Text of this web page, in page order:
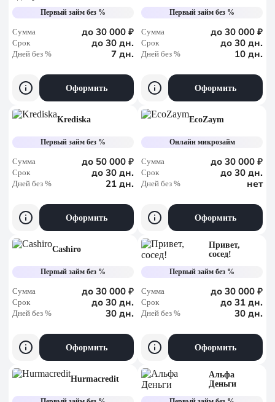
Первый займ без %
Сумма до 30 000 ₽
Срок до 30 дн.
Дней без % 7 дн.
Оформить
Первый займ без %
Сумма до 30 000 ₽
Срок до 30 дн.
Дней без % 10 дн.
Оформить
Krediska
Первый займ без %
Сумма до 50 000 ₽
Срок до 30 дн.
Дней без % 21 дн.
Оформить
EcoZaym
Онлайн микрозайм
Сумма до 30 000 ₽
Срок до 30 дн.
Дней без % нет
Оформить
Cashiro
Первый займ без %
Сумма до 30 000 ₽
Срок до 30 дн.
Дней без % 30 дн.
Оформить
Привет,
сосед!
Первый займ без %
Сумма до 30 000 ₽
Срок до 31 дн.
Дней без % 30 дн.
Оформить
Hurmacredit
Альфа
Деньги